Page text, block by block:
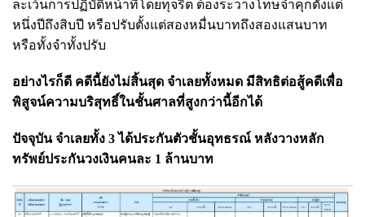
ละเว้นการปฏิบัติหน้าที่โดยทุจริต ต้องระวางโทษจําคุกตั้งแต่
หนึ่งปีถึงสิบปี หรือปรับตั้งแต่สองหมื่นบาทถึงสองแสนบาท
หรือทั้งจําทั้งปรับ
อย่างไรก็ดี คดีนี้ยังไม่สิ้นสุด จำเลยทั้งหมด มีสิทธิต่อสู้คดีเพื่อ
พิสูจน์ความบริสุทธิ์ในชั้นศาลที่สูงกว่านี้อีกได้
ปัจจุบัน จำเลยทั้ง 3 ได้ประกันตัวชั้นอุทธรณ์ หลังวางหลัก
ทรัพย์ประกันวงเงินคนละ 1 ล้านบาท